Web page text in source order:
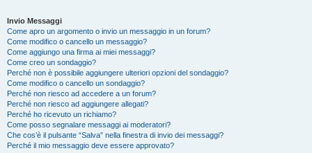
Invio Messaggi
Come apro un argomento o invio un messaggio in un forum?
Come modifico o cancello un messaggio?
Come aggiungo una firma ai miei messaggi?
Come creo un sondaggio?
Perché non è possibile aggiungere ulteriori opzioni del sondaggio?
Come modifico o cancello un sondaggio?
Perché non riesco ad accedere a un forum?
Perché non riesco ad aggiungere allegati?
Perché ho ricevuto un richiamo?
Come posso segnalare messaggi ai moderatori?
Che cos’è il pulsante “Salva” nella finestra di invio dei messaggi?
Perché il mio messaggio deve essere approvato?